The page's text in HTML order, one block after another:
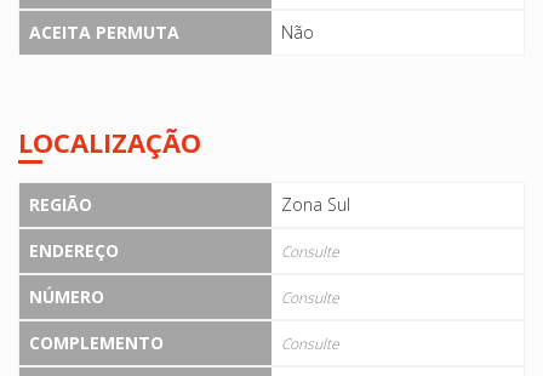
ACEITA PERMUTA
Não
LOCALIZAÇÃO
REGIÃO
Zona Sul
ENDEREÇO
Consulte
NÚMERO Consulte
COMPLEMENTO Consulte